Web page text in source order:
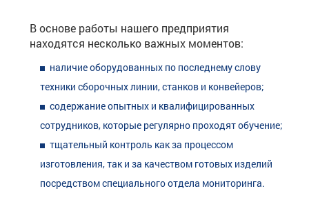
В основе работы нашего предприятия
находятся несколько важных моментов:
наличие оборудованных по последнему слову
техники сборочных линии, станков и конвейеров;
содержание опытных и квалифицированных
сотрудников, которые регулярно проходят обучение;
тщательный контроль как за процессом
изготовления, так и за качеством готовых изделий
посредством специального отдела мониторинга.